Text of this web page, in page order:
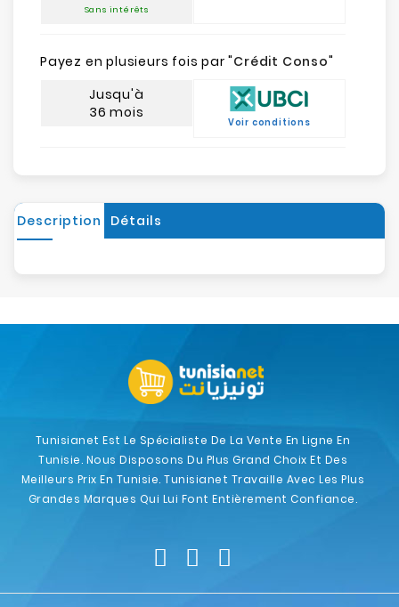
Sans intérêts
Payez en plusieurs fois par "Crédit Conso"
Jusqu'à
36 mois
Voir conditions
Description Détails
Tunisianet Est Le Spécialiste De La Vente En Ligne En
Tunisie. Nous Disposons Du Plus Grand Choix Et Des
Meilleurs Prix En Tunisie. Tunisianet Travaille Avec Les Plus
Grandes Marques Qui Lui Font Entièrement Confiance.